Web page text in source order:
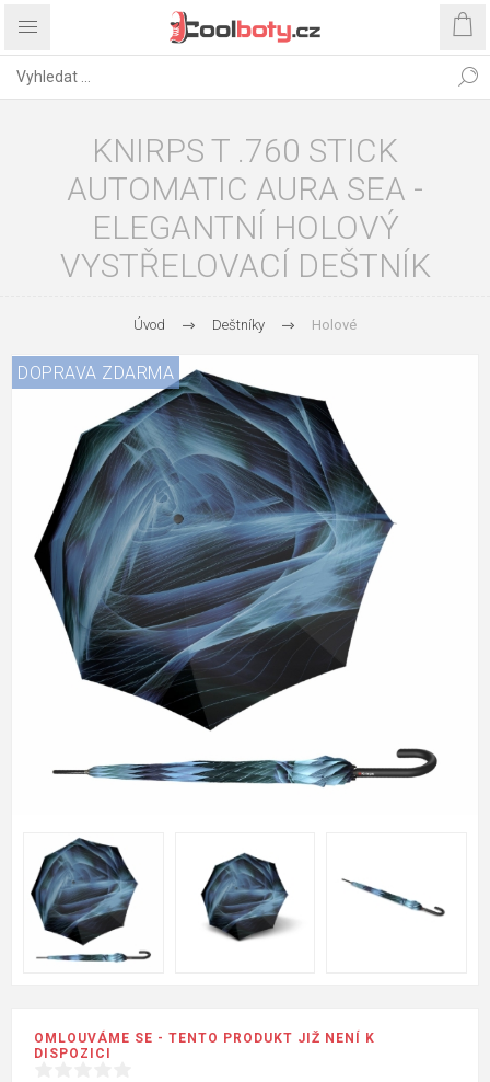
KNIRPS T .760 STICK
AUTOMATIC AURA SEA -
ELEGANTNÍ HOLOVÝ
VYSTŘELOVACÍ DEŠTNÍK
Úvod Deštníky Holové
DOPRAVA ZDARMA
OMLOUVÁME SE - TENTO PRODUKT JIŽ NENÍ K
DISPOZICI